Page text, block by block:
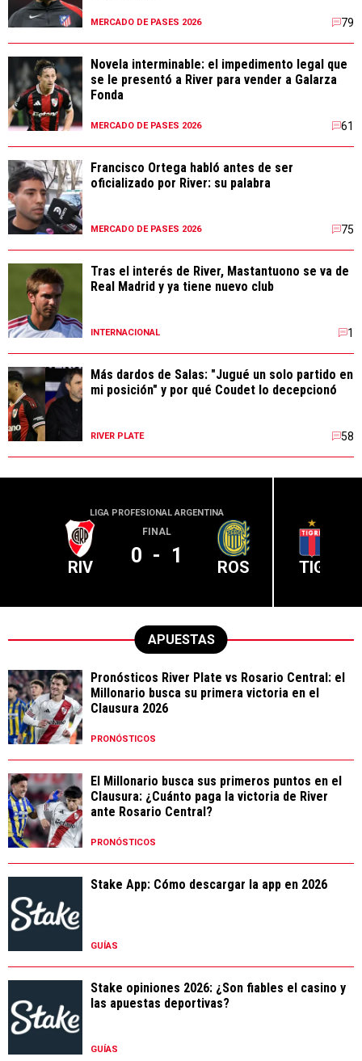
MERCADO DE PASES 2026 79
Novela interminable: el impedimento legal que
se le presentó a River para vender a Galarza
Fonda
MERCADO DE PASES 2026 61
Francisco Ortega habló antes de ser
oficializado por River: su palabra
MERCADO DE PASES 2026 75
Tras el interés de River, Mastantuono se va de
Real Madrid y ya tiene nuevo club
INTERNACIONAL 1
Más dardos de Salas: "Jugué un solo partido en
mi posición" y por qué Coudet lo decepcionó
RIVER PLATE 58
LIGA PROFESIONAL ARGENTINA
RIV
FINAL
0 - 1 ROS TIG
APUESTAS
Pronósticos River Plate vs Rosario Central: el
Millonario busca su primera victoria en el
Clausura 2026
PRONÓSTICOS
El Millonario busca sus primeros puntos en el
Clausura: ¿Cuánto paga la victoria de River
ante Rosario Central?
PRONÓSTICOS
Stake App: Cómo descargar la app en 2026
GUÍAS
Stake opiniones 2026: ¿Son fiables el casino y
las apuestas deportivas?
GUÍAS